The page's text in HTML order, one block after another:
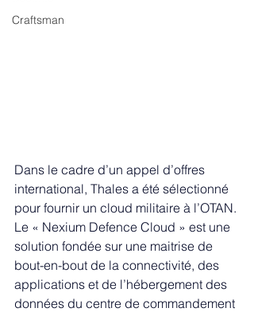
Craftsman
Dans le cadre d’un appel d’offres
international, Thales a été sélectionné
pour fournir un cloud militaire à l’OTAN.
Le « Nexium Defence Cloud » est une
solution fondée sur une maitrise de
bout-en-bout de la connectivité, des
applications et de l’hébergement des
données du centre de commandement